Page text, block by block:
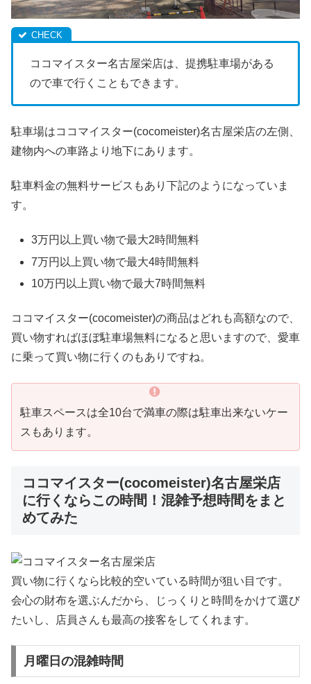
ココマイスター名古屋栄店は、提携駐車場がある
ので車で行くこともできます。
駐車場はココマイスター(cocomeister)名古屋栄店の左側、
建物内への車路より地下にあります。
駐車料金の無料サービスもあり下記のようになっていま
す。
3万円以上買い物で最大2時間無料
7万円以上買い物で最大4時間無料
10万円以上買い物で最大7時間無料
ココマイスター(cocomeister)の商品はどれも高額なので、
買い物すればほぼ駐車場無料になると思いますので、愛車
に乗って買い物に行くのもありですね。
駐車スペースは全10台で満車の際は駐車出来ないケー
スもあります。
ココマイスター(cocomeister)名古屋栄店
に行くならこの時間！混雑予想時間をまと
めてみた
買い物に行くなら比較的空いている時間が狙い目です。
会心の財布を選ぶんだから、じっくりと時間をかけて選び
たいし、店員さんも最高の接客をしてくれます。
月曜日の混雑時間